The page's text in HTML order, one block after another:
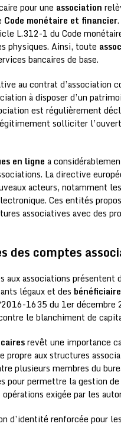
pour une association
Code monétaire et financier
L.312-1 du Code
physiques. Ainsi, toute
bancaires de base.
au contrat d’association
à disposer d’un
est régulièrement
solliciter
en ligne a
La directive
acteurs, notamment
Ces entités
associatives avec des
des comptes
aux associations
légaux et des
1635 du 1er
le blanchiment de
revêt une importance
propre aux structures
plusieurs membres du
pour permettre la gestion
exigée par les
d’identité renforcée pour